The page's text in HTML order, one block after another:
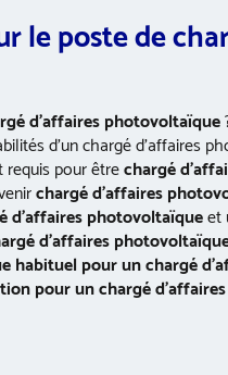
le poste de
d’affaires photovoltaïque
d’un chargé d’affaires
pour êtrechargé
chargé d’affaires
d’affaires photovoltaïqueet
d’affaires
habituel pour unchargé
pour unchargé